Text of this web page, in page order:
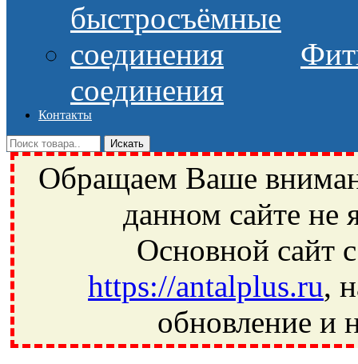
соединения
Контакты
Обращаем Ваше
данном сайте не
Основной сайт
https://antalplus.ru,
обновление и